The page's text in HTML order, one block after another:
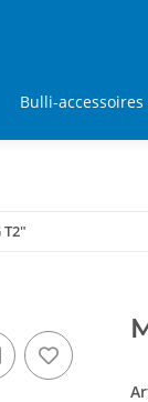
Bulli-accessoires